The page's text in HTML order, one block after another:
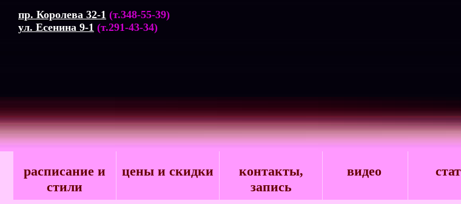
пр. Королева 32-1 (т.348-55-39)
ул. Есенина 9-1 (т.291-43-34)
расписание и
стили
цены и скидки
контакты,
запись
видео